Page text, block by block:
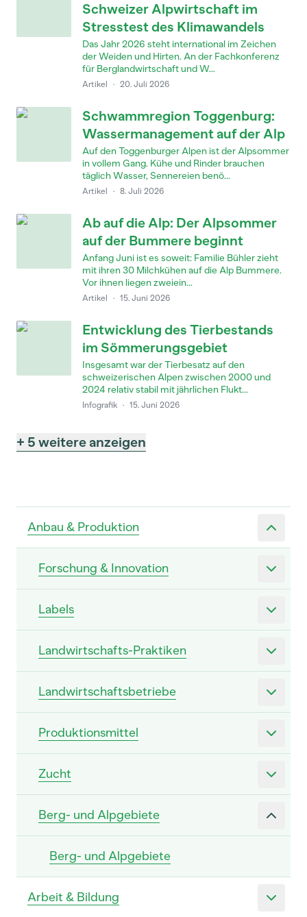
Anbau & Produktion
Forschung & Innovation
Labels
Landwirtschafts-Praktiken
Landwirtschaftsbetriebe
Produktionsmittel
Zucht
Berg- und Alpgebiete
Berg- und Alpgebiete
Arbeit & Bildung
Schweizer Alpwirtschaft im
Stresstest des Klimawandels
Das Jahr 2026 steht international im Zeichen
der Weiden und Hirten. An der Fachkonferenz
für Berglandwirtschaft und W...
Artikel · 20. Juli 2026
Schwammregion Toggenburg:
Wassermanagement auf der Alp
Auf den Toggenburger Alpen ist der Alpsommer
in vollem Gang. Kühe und Rinder brauchen
täglich Wasser, Sennereien benö...
Artikel · 8. Juli 2026
Ab auf die Alp: Der Alpsommer
auf der Bummere beginnt
Anfang Juni ist es soweit: Familie Bühler zieht
mit ihren 30 Milchkühen auf die Alp Bummere.
Vor ihnen liegen zweiein...
Artikel · 15. Juni 2026
Entwicklung des Tierbestands
im Sömmerungsgebiet
Insgesamt war der Tierbesatz auf den
schweizerischen Alpen zwischen 2000 und
2024 relativ stabil mit jährlichen Flukt...
Infografik · 15. Juni 2026
+ 5 weitere anzeigen